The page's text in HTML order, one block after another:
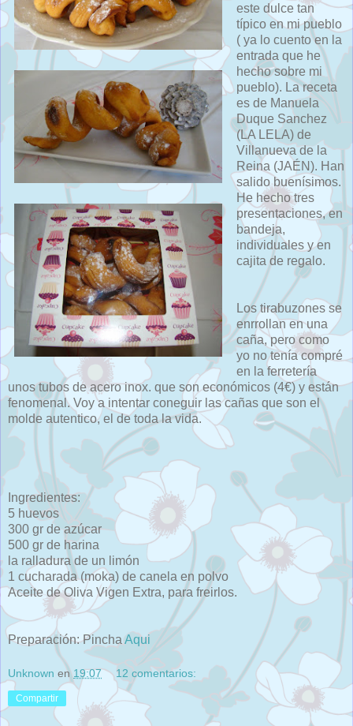
este dulce tan
típico en mi pueblo
( ya lo cuento en la
entrada que he
hecho sobre mi
pueblo). La receta
es de Manuela
Duque Sanchez
(LA LELA) de
Villanueva de la
Reina (JAÉN). Han
salido buenísimos.
He hecho tres
presentaciones, en
bandeja,
individuales y en
cajita de regalo.
Los tirabuzones se
enrrollan en una
caña, pero como
yo no tenía compré
en la ferretería
unos tubos de acero inox. que son económicos (4€) y están
fenomenal. Voy a intentar coneguir las cañas que son el
molde autentico, el de toda la vida.
Ingredientes:
5 huevos
300 gr de azúcar
500 gr de harina
la ralladura de un limón
1 cucharada (moka) de canela en polvo
Aceite de Oliva Vigen Extra, para freirlos.
Preparación: Pincha Aqui
Unknown en19:07 12 comentarios:
Compartir